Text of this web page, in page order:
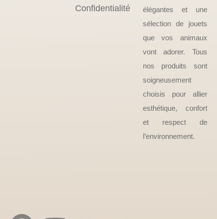
Confidentialité
élégantes et une
sélection de jouets
que vos animaux
vont adorer. Tous
nos produits sont
soigneusement
choisis pour allier
esthétique, confort
et respect de
l’environnement.